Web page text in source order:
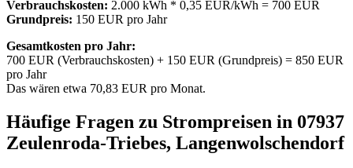
Verbrauchskosten: 2.000 kWh * 0,35 EUR/kWh = 700 EUR
Grundpreis: 150 EUR pro Jahr
Gesamtkosten pro Jahr:
700 EUR (Verbrauchskosten) + 150 EUR (Grundpreis) = 850 EUR
pro Jahr
Das wären etwa 70,83 EUR pro Monat.
Häufige Fragen zu Strompreisen in 07937
Zeulenroda-Triebes, Langenwolschendorf